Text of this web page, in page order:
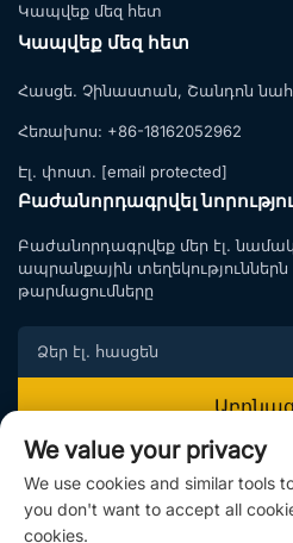
Կապվեք մեզ հետ
Կապվեք մեզ հետ
Հասցե. Չինաստան, Շանդոն
Հեռախոս: +86-18162052962
Էլ. փոստ. [email protected]
Բաժանորդագրվել
Բաժանորդագրվեք մեր էլ.
ապրանքային տեղեկություններն
թարմացումները
Միացեք մեր բաժանորդագրման
բացառիկ առաջարկներից ու
խորհուրդներից
We value your privacy
We use cookies and similar tools
you don't want to accept all
cookies.